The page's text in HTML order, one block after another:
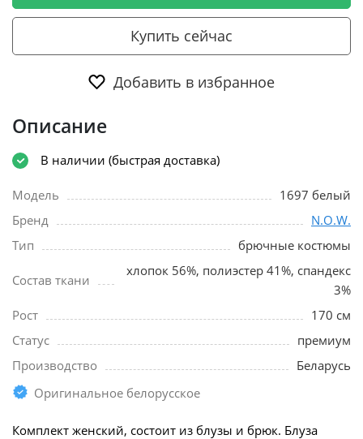
Купить сейчас
Добавить в избранное
Описание
В наличии (быстрая доставка)
Модель
1697 белый
Бренд
N.O.W.
Тип
брючные костюмы
Состав ткани
хлопок 56%, полиэстер 41%, спандекс
3%
Рост
170 см
Статус
премиум
Производство
Беларусь
Оригинальное белорусское
Комплект женский, состоит из блузы и брюк. Блуза